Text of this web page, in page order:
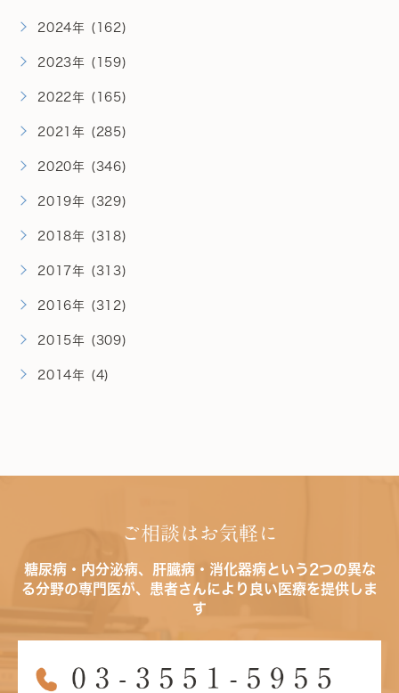
2024年 (162)
2023年 (159)
2022年 (165)
2021年 (285)
2020年 (346)
2019年 (329)
2018年 (318)
2017年 (313)
2016年 (312)
2015年 (309)
2014年 (4)
ご相談はお気軽に
糖尿病・内分泌病、肝臓病・消化器病という2つの異な
る分野の専門医が、患者さんにより良い医療を提供しま
す